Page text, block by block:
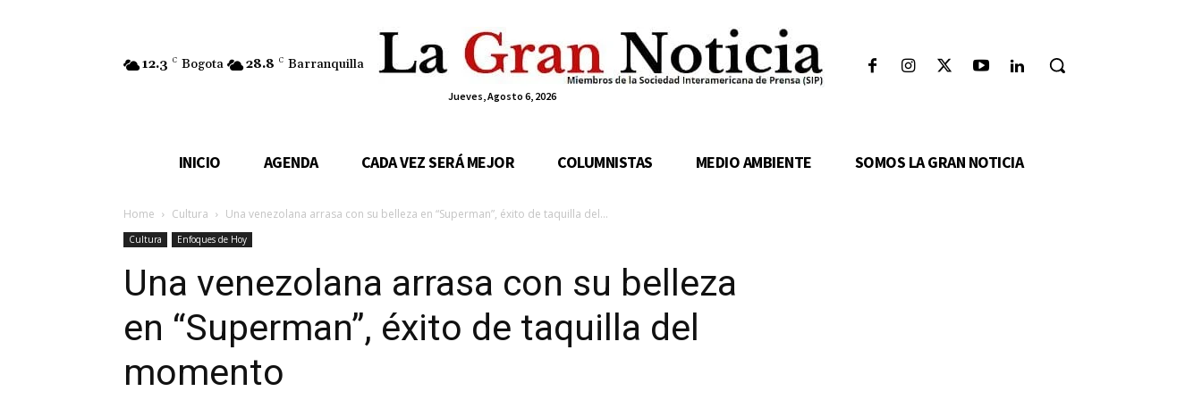
12.3 C Bogota 28.8 C Barranquilla
Jueves, Agosto 6, 2026
INICIO AGENDA CADA VEZ SERÁ MEJOR COLUMNISTAS MEDIO AMBIENTE SOMOS LA GRAN NOTICIA
Home Cultura Una venezolana arrasa con su belleza en “Superman”, éxito de taquilla del...
Cultura Enfoques de Hoy
Una venezolana arrasa con su belleza
en “Superman”, éxito de taquilla del
momento